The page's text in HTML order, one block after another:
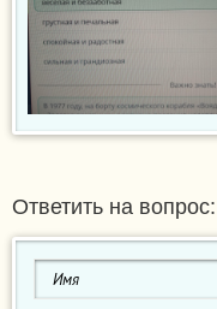
Ответить на вопрос: